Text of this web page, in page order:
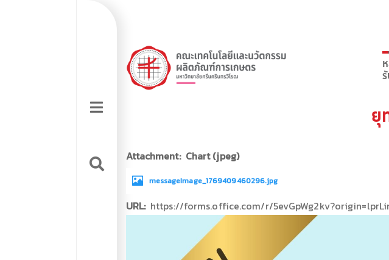
Sidebar
tools
Top
navigation
Top
logo ยุ
Attachment
messageImage_1769409460296.jpg
URL https://forms.office.com/r/
Chart (jpeg)